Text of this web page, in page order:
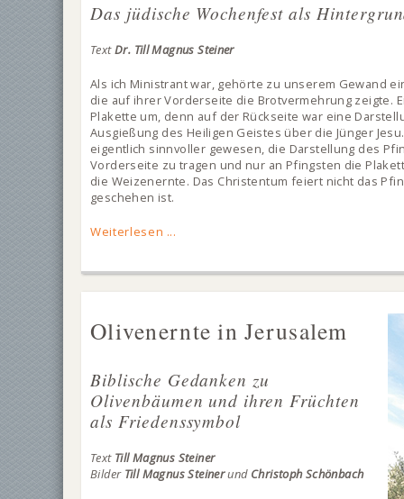
Das jüdische Wochenfest als
TextDr. Till Magnus Steiner
Als ich Ministrant war, gehörte zu unserem Gewand
die auf ihrer Vorderseite die Brotvermehrung zeigte.
Plakette um, denn auf der Rückseite war eine
Ausgießung des Heiligen Geistes über die Jünger
eigentlich sinnvoller gewesen, die Darstellung des
Vorderseite zu tragen und nur an Pfingsten die
die Weizenernte. Das Christentum feiert nicht das
geschehen ist.
Weiterlesen ...
Olivenernte in Jerusalem
Biblische Gedanken zu
Olivenbäumen und ihren Früchten
als Friedenssymbol
Text Till Magnus Steiner
Bilder Till Magnus Steinerund Christoph Schönbach